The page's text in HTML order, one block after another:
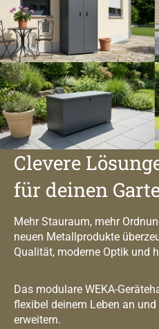
Clevere
für deinen
Mehr Stauraum, mehr
neuen Metallprodukte
Qualität, moderne Optik und
Das modulare WEKA-
flexibel deinem Leben an
erweitern.